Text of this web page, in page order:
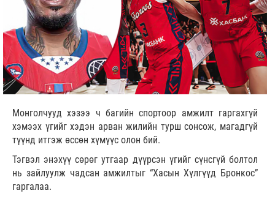
Монголчууд хэзээ ч багийн спортоор амжилт гаргахгүй
хэмээх үгийг хэдэн арван жилийн турш сонсож, магадгүй
түүнд итгэж өссөн хүмүүс олон бий.
Тэгвэл энэхүү сөрөг утгаар дүүрсэн үгийг сүнсгүй болтол
нь зайлуулж чадсан амжилтыг “Хасын Хүлгүүд Бронкос”
гаргалаа.